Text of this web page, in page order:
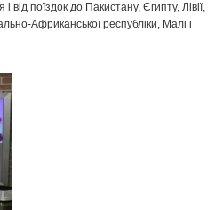
поїздок до Пакистану, Єгипту, Лівії,
Африканської республіки, Малі і